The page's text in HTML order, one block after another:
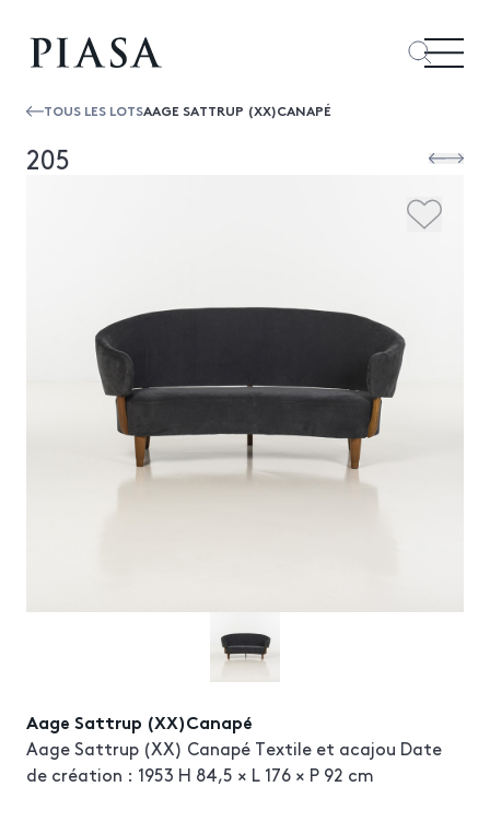
TOUS LES LOTSAAGE SATTRUP (XX)CANAPÉ
205
Aage Sattrup (XX)Canapé
Aage Sattrup (XX) Canapé Textile et acajou Date
de création : 1953 H 84,5 × L 176 × P 92 cm